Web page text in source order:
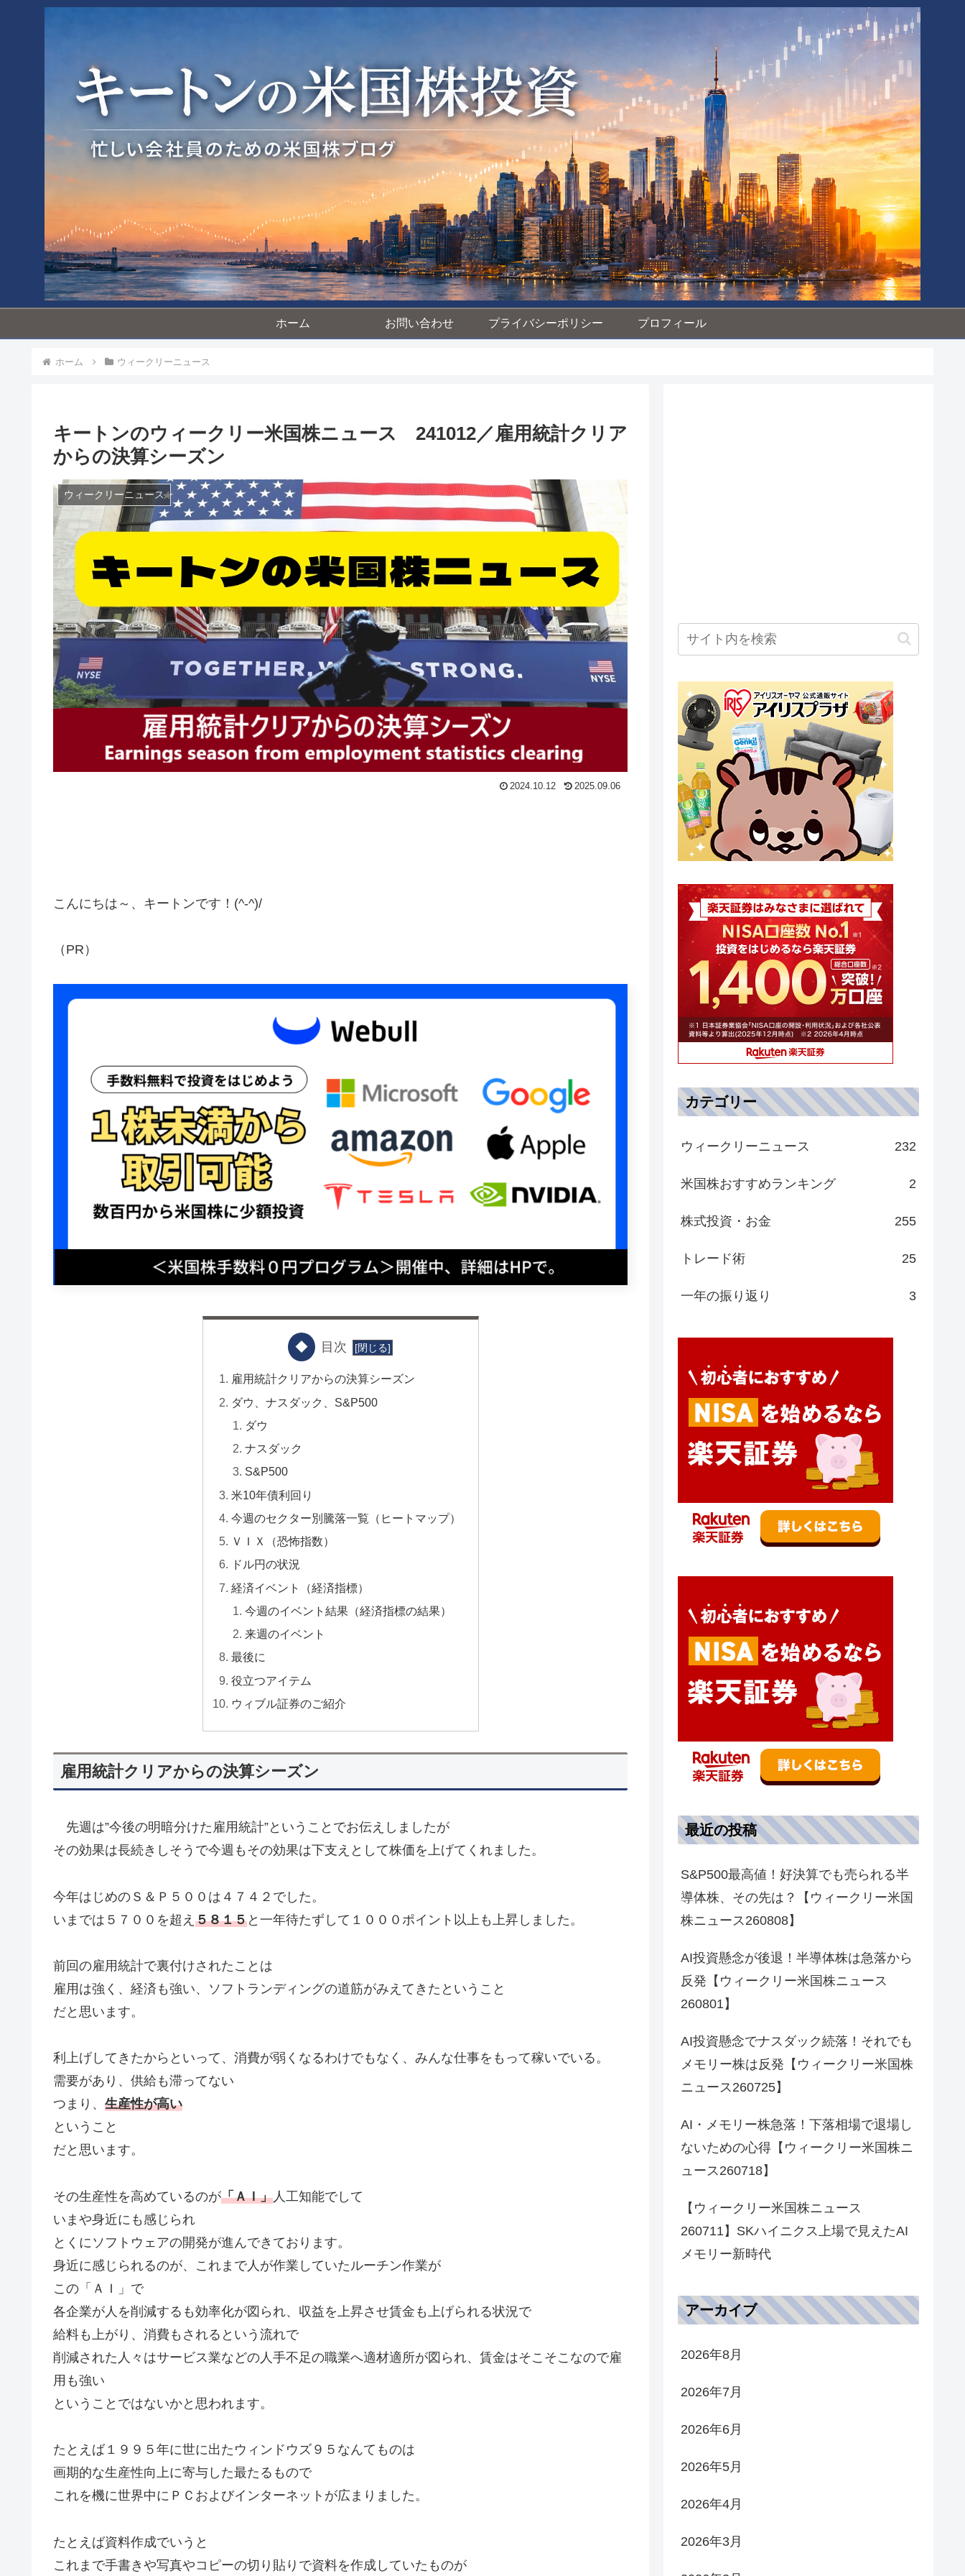
ホーム お問い合わせ プライバシーポリシー プロフィール
ホーム ウィークリーニュース
キートンのウィークリー米国株ニュース 241012／雇用統計クリア
からの決算シーズン
ウィークリーニュース
2024.10.12 2025.09.06
こんにちは～、キートンです！(^-^)/
（PR）
目次
雇用統計クリアからの決算シーズン
ダウ、ナスダック、S&P500
ダウ
ナスダック
S&P500
米10年債利回り
今週のセクター別騰落一覧（ヒートマップ）
ＶＩＸ（恐怖指数）
ドル円の状況
経済イベント（経済指標）
今週のイベント結果（経済指標の結果）
来週のイベント
最後に
役立つアイテム
ウィブル証券のご紹介
雇用統計クリアからの決算シーズン
先週は”今後の明暗分けた雇用統計”ということでお伝えしましたが
その効果は長続きしそうで今週もその効果は下支えとして株価を上げてくれました。
今年はじめのＳ＆Ｐ５００は４７４２でした。
いまでは５７００を超え ５８１５と一年待たずして１０００ポイント以上も上昇しました。
前回の雇用統計で裏付けされたことは
雇用は強く、経済も強い、ソフトランディングの道筋がみえてきたということ
だと思います。
利上げしてきたからといって、消費が弱くなるわけでもなく、みんな仕事をもって稼いでいる。
需要があり、供給も滞ってない
つまり、 生産性が高い
ということ
だと思います。
その生産性を高めているのが「ＡＩ」 人工知能でして
いまや身近にも感じられ
とくにソフトウェアの開発が進んできております。
身近に感じられるのが、これまで人が作業していたルーチン作業が
この「ＡＩ」で
各企業が人を削減するも効率化が図られ、収益を上昇させ賃金も上げられる状況で
給料も上がり、消費もされるという流れで
削減された人々はサービス業などの人手不足の職業へ適材適所が図られ、賃金はそこそこなので雇
用も強い
ということではないかと思われます。
たとえば１９９５年に世に出たウィンドウズ９５なんてものは
画期的な生産性向上に寄与した最たるもので
これを機に世界中にＰＣおよびインターネットが広まりました。
たとえば資料作成でいうと
これまで手書きや写真やコピーの切り貼りで資料を作成していたものが
カテゴリー
ウィークリーニュース 232
米国株おすすめランキング 2
株式投資・お金 255
トレード術 25
一年の振り返り 3
最近の投稿
S&P500最高値！好決算でも売られる半
導体株、その先は？【ウィークリー米国
株ニュース260808】
AI投資懸念が後退！半導体株は急落から
反発【ウィークリー米国株ニュース
260801】
AI投資懸念でナスダック続落！それでも
メモリー株は反発【ウィークリー米国株
ニュース260725】
AI・メモリー株急落！下落相場で退場し
ないための心得【ウィークリー米国株ニ
ュース260718】
【ウィークリー米国株ニュース
260711】SKハイニクス上場で見えたAI
メモリー新時代
アーカイブ
2026年8月
2026年7月
2026年6月
2026年5月
2026年4月
2026年3月